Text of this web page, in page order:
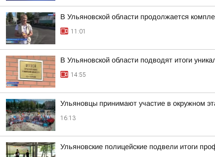
В Ульяновской области продолжается
11:01
В Ульяновской области подводят итоги
14:55
Ульяновцы принимают участие в окружном
16:13
Ульяновские полицейские подвели итоги